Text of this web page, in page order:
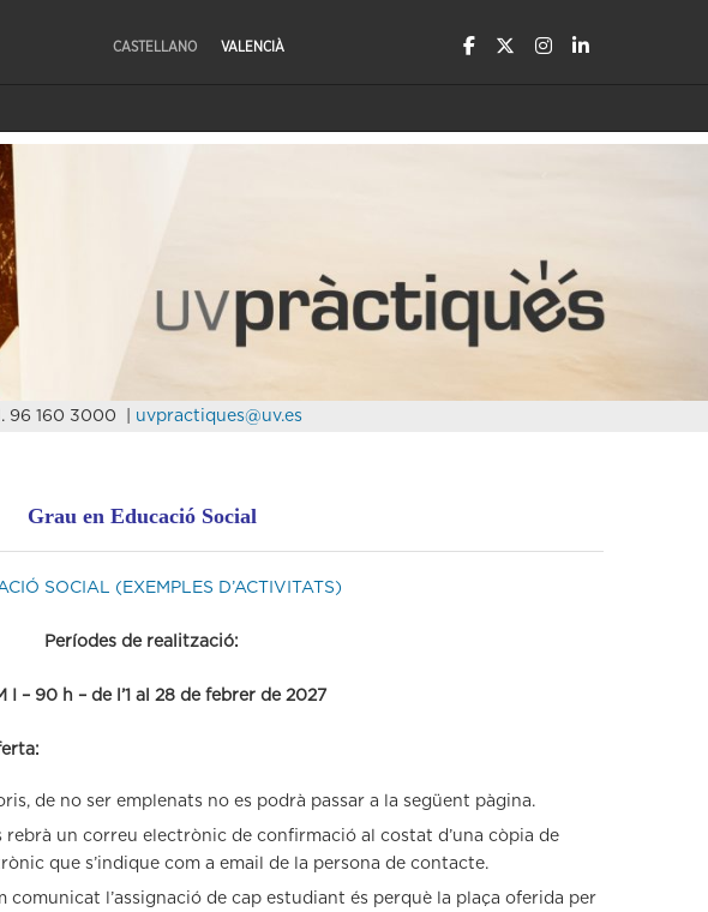
CASTELLANO VALENCIÀ
96 160 3000 | uvpractiques@uv.es
Grau en Educació Social
SOCIAL (EXEMPLES D’ACTIVITATS)
Períodes de realització:
I – 90 h – de l’1 al 28 de febrer de 2027
de no ser emplenats no es podrà passar a la següent pàgina.
rebrà un correu electrònic de confirmació al costat d’una còpia de
que s’indique com a email de la persona de contacte.
comunicat l’assignació de cap estudiant és perquè la plaça oferida per